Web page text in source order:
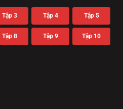
Tập 3 Tập 4 Tập 5
Tập 8 Tập 9 Tập 10